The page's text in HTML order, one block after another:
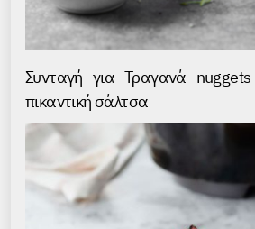
Συνταγή για Τραγανά nuggets
πικαντική σάλτσα